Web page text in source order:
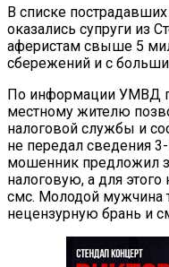
В списке
оказались супруги из
аферистам свыше 5
сбережений и с
По информации УМВД
местному жителю
налоговой службы и
не передал сведения
мошенник предложил
налоговую, а для
смс. Молодой мужчина
нецензурную брань и